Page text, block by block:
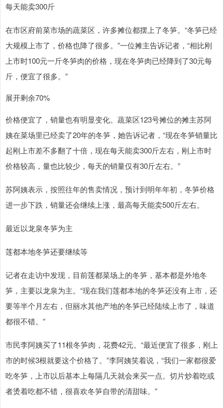
每天能卖300斤
在市区府前菜市场的蔬菜区，许多摊位都摆上了冬笋。“冬笋已经
大规模上市了，价格也降了很多。”一位摊主告诉记者，“相比刚
上市时100元一斤冬笋肉的价格，现在冬笋肉已经降到了30元每
斤，便宜了很多。”
展开剩余70%
价格便宜了，销量也有明显变化。蔬菜区123号摊位的摊主苏阿
姨在菜场里已经卖了20年的冬笋，她告诉记者，“现在冬笋销量比
起刚上市差不多翻了十倍，现在每天能卖300斤左右，刚上市时
价格较高，量也比较少，每天的销量仅有30斤左右。”
苏阿姨表示，按照往年的售卖情况，预计到明年年初，冬笋价格
进一步下跌，销量还会继续上涨，最高每天能卖500斤左右。
最近以龙泉冬笋为主
莲都本地冬笋还要继续等
记者在走访中发现，目前莲都菜场上的冬笋，基本都是外地冬
笋，主要以龙泉为主。“现在我们莲都本地的冬笋还没有上市，还
要等半个月左右，但丽水其他产地的冬笋已经陆续上市了，味道
都很不错。”
市民李阿姨买了11根冬笋肉，花费42元。“最近便宜了很多，刚上
市的时候3根就要这个价格了。”李阿姨笑着说，“我们一家都很爱
吃冬笋，上市以后基本上每隔几天就会来买一点。切片炒着吃或
者烫着吃都不错，很喜欢冬笋自带的清甜味。”